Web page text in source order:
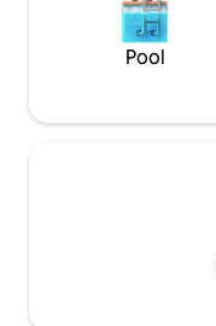
Pool